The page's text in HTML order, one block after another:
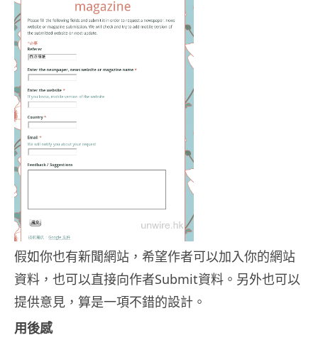
假如你也有新聞網站，希望作者可以加入你的網站
資料，也可以直接向作者Submit資料。另外也可以
提供意見，算是一項不錯的設計。
用後感